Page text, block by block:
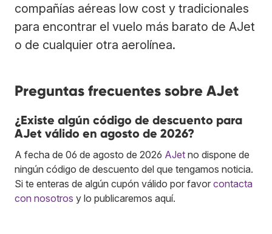
compañías aéreas low cost y tradicionales
para encontrar el vuelo más barato de AJet
o de cualquier otra aerolínea.
Preguntas frecuentes sobre AJet
¿Existe algún código de descuento para
AJet válido en agosto de 2026?
A fecha de 06 de agosto de 2026 AJet no dispone de
ningún código de descuento del que tengamos noticia.
Si te enteras de algún cupón válido por favor contacta
con nosotros y lo publicaremos aquí.